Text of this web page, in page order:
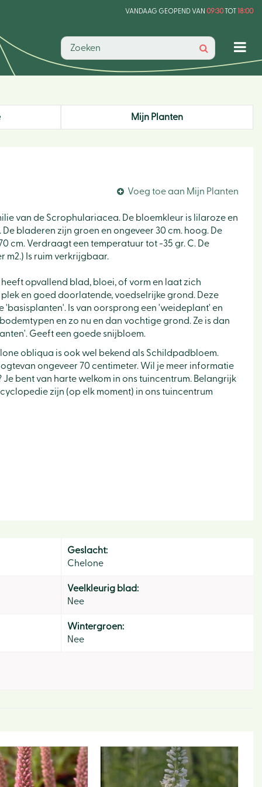
VANDAAG GEOPEND VAN 09:30TOT18:00
Tips
Mijn Planten
Voeg toe aan Mijn Planten
van de Scrophulariacea. De bloemkleur is lilaroze en
bladeren zijn groen en ongeveer 30 cm. hoog. De
cm. Verdraagt een temperatuur tot -35 gr. C. De
m2.) Is ruim verkrijgbaar.
opvallend blad, bloei, of vorm en laat zich
en goed doorlatende, voedselrijke grond. Deze
'basisplanten'. Is van oorsprong een 'weideplant' en
en zo nu en dan vochtige grond. Ze is dan
Geeft een goede snijbloem.
obliqua is ook wel bekend als Schildpadbloem.
ongeveer 70 centimeter. Wil je meer informatie
bent van harte welkom in ons tuincentrum. Belangrijk
zijn (op elk moment) in ons tuincentrum
Geslacht:
Chelone
Veelkleurig blad:
Nee
Wintergroen:
Nee